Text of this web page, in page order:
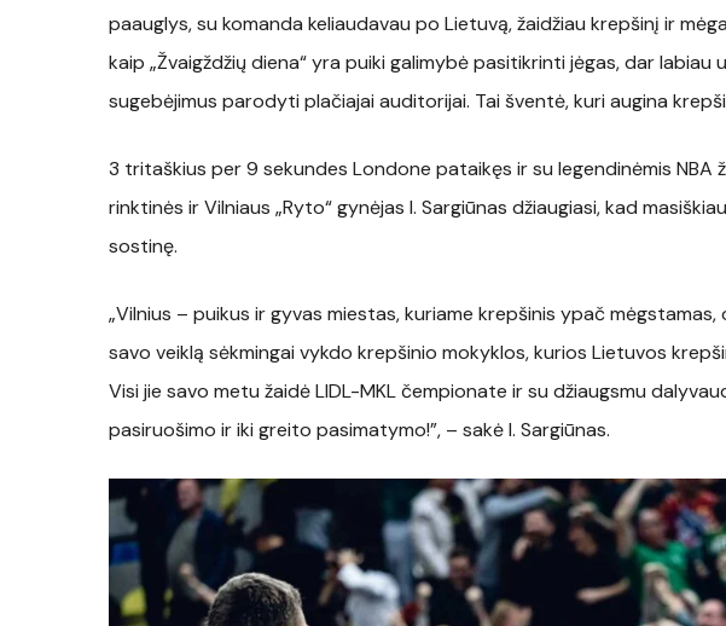
paauglys, su komanda keliaudavau po Lietuvą, žaidžiau krepšinį ir
kaip „Žvaigždžių diena“ yra puiki galimybė pasitikrinti jėgas, dar labiau
sugebėjimus parodyti plačiajai auditorijai. Tai šventė, kuri augina
3 tritaškius per 9 sekundes Londone pataikęs ir su legendinėmis NBA
rinktinės ir Vilniaus „Ryto“ gynėjas I. Sargiūnas džiaugiasi, kad
sostinę.
„Vilnius – puikus ir gyvas miestas, kuriame krepšinis ypač
savo veiklą sėkmingai vykdo krepšinio mokyklos, kurios Lietuvos
Visi jie savo metu žaidė LIDL-MKL čempionate ir su džiaugsmu
pasiruošimo ir iki greito pasimatymo!”, – sakė I. Sargiūnas.